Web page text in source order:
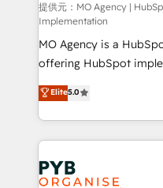
and implementation. -
integrations across
object setup, CMS
- Dashboards, lifecycle
nurturing sequences. -
Marketing, Sales,
Ongoing optimization,
scalable retainers. Let’s make HubSpot your most
powerful growth
drive results.
提供元：MO Agency |
Implementation
MO Agency is a
offering HubSpot
automation, CRM and
paid media, content
search optimisation),
WordPress development. We work with
and growth-led
professional services,
Elite5.0